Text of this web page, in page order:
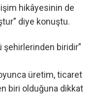
hikâyesinin de
diye konuştu.
biridir”
üretim, ticaret
biri olduğuna dikkat